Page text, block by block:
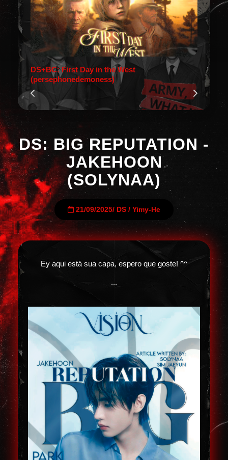
DS+BC: First Day in the West
(persephonedemoness)
DS: BIG REPUTATION -
JAKEHOON
(SOLYNAA)
21/09/2025/ DS / Yimy-He
Ey aqui está sua capa, espero que goste! ^^
...